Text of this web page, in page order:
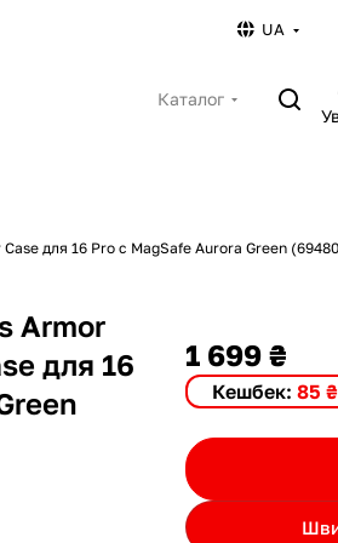
UA
Каталог
для 16 Pro с MagSafe Aurora Green
Armor
для 16
1 699 ₴
Кешбек: 85 ₴